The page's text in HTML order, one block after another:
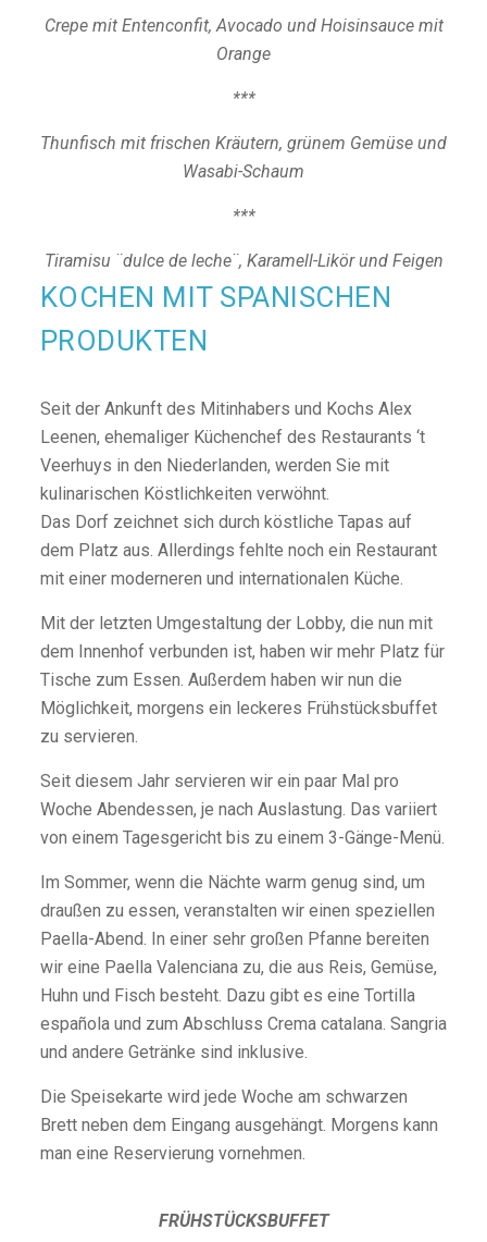
Crepe mit Entenconfit, Avocado und Hoisinsauce mit
Orange
***
Thunfisch mit frischen Kräutern, grünem Gemüse und
Wasabi-Schaum
***
Tiramisu ¨dulce de leche¨, Karamell-Likör und Feigen
KOCHEN MIT SPANISCHEN
PRODUKTEN
Seit der Ankunft des Mitinhabers und Kochs Alex
Leenen, ehemaliger Küchenchef des Restaurants ‘t
Veerhuys in den Niederlanden, werden Sie mit
kulinarischen Köstlichkeiten verwöhnt.
Das Dorf zeichnet sich durch köstliche Tapas auf
dem Platz aus. Allerdings fehlte noch ein Restaurant
mit einer moderneren und internationalen Küche.
Mit der letzten Umgestaltung der Lobby, die nun mit
dem Innenhof verbunden ist, haben wir mehr Platz für
Tische zum Essen. Außerdem haben wir nun die
Möglichkeit, morgens ein leckeres Frühstücksbuffet
zu servieren.
Seit diesem Jahr servieren wir ein paar Mal pro
Woche Abendessen, je nach Auslastung. Das variiert
von einem Tagesgericht bis zu einem 3-Gänge-Menü.
Im Sommer, wenn die Nächte warm genug sind, um
draußen zu essen, veranstalten wir einen speziellen
Paella-Abend. In einer sehr großen Pfanne bereiten
wir eine Paella Valenciana zu, die aus Reis, Gemüse,
Huhn und Fisch besteht. Dazu gibt es eine Tortilla
española und zum Abschluss Crema catalana. Sangria
und andere Getränke sind inklusive.
Die Speisekarte wird jede Woche am schwarzen
Brett neben dem Eingang ausgehängt. Morgens kann
man eine Reservierung vornehmen.
FRÜHSTÜCKSBUFFET